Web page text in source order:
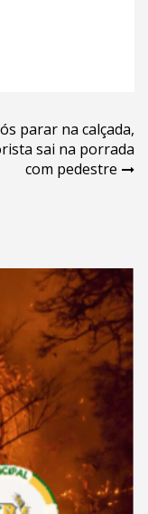
parar na calçada,
sai na porrada
com pedestre